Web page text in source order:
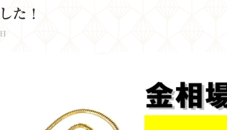
た！